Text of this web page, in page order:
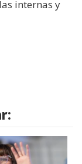
internas y